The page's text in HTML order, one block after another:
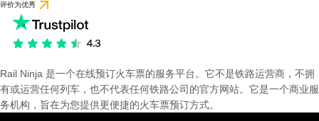
评价为优秀
Rail Ninja 是一个在线预订火车票的服务平台。它不是铁路运营商，不拥
有或运营任何列车，也不代表任何铁路公司的官方网站。它是一个商业服
务机构，旨在为您提供更便捷的火车票预订方式。